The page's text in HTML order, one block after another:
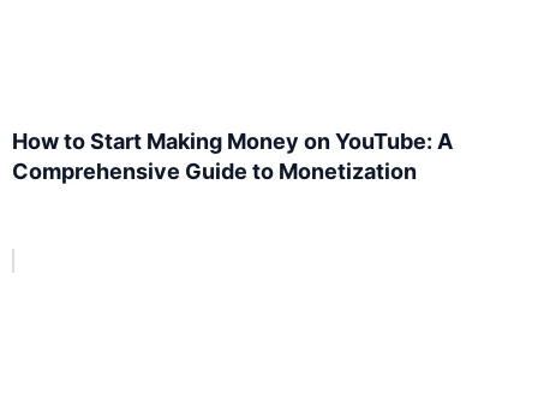
How to Start Making Money on YouTube: A
Comprehensive Guide to Monetization